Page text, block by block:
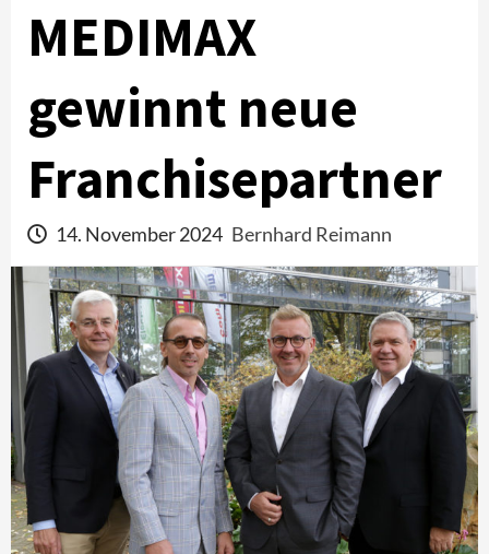
MEDIMAX
gewinnt neue
Franchisepartner
14. November 2024 Bernhard Reimann